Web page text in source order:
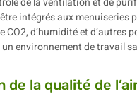
intégrés aux menuiseries
CO2, d’humidité et d’autres
environnement de travail
de la qualité de